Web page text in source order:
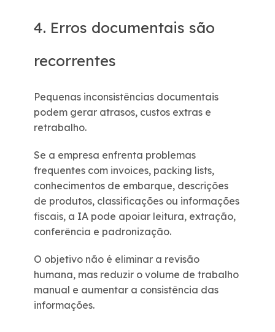
4. Erros documentais são
recorrentes
Pequenas inconsistências documentais
podem gerar atrasos, custos extras e
retrabalho.
Se a empresa enfrenta problemas
frequentes com invoices, packing lists,
conhecimentos de embarque, descrições
de produtos, classificações ou informações
fiscais, a IA pode apoiar leitura, extração,
conferência e padronização.
O objetivo não é eliminar a revisão
humana, mas reduzir o volume de trabalho
manual e aumentar a consistência das
informações.